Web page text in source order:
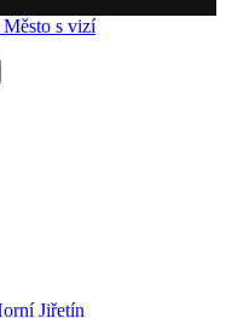
Město s vizí
Jiřetín